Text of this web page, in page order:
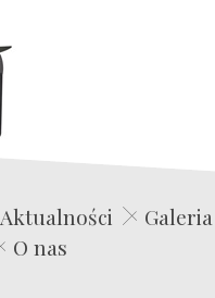
Edwin Film Agencja Aktorska
Aktualności
Galeria
O nas